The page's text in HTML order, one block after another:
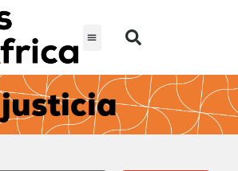
justicia